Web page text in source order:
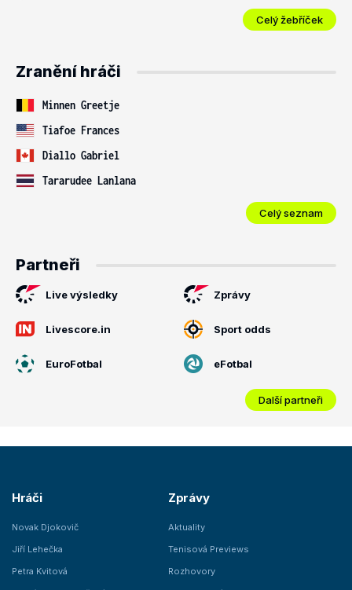
Celý žebříček
Zranění hráči
Minnen Greetje
Tiafoe Frances
Diallo Gabriel
Tararudee Lanlana
Celý seznam
Partneři
Live výsledky Zprávy
Livescore.in Sport odds
EuroFotbal eFotbal
Další partneři
Hráči
Novak Djokovič
Jiří Lehečka
Petra Kvitová
Zprávy
Aktuality
Tenisová Previews
Rozhovory